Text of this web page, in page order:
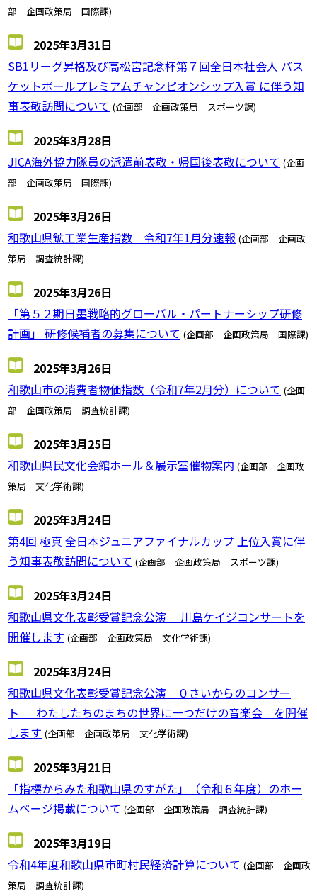
部 企画政策局 国際課)
2025年3月31日
SB1リーグ昇格及び高松宮記念杯第７回全日本社会人 バス
ケットボールプレミアムチャンピオンシップ入賞 に伴う知
事表敬訪問について (企画部 企画政策局 スポーツ課)
2025年3月28日
JICA海外協力隊員の派遣前表敬・帰国後表敬について (企画
部 企画政策局 国際課)
2025年3月26日
和歌山県鉱工業生産指数 令和7年1月分速報 (企画部 企画政
策局 調査統計課)
2025年3月26日
「第５２期日墨戦略的グローバル・パートナーシップ研修
計画」 研修候補者の募集について (企画部 企画政策局 国際課)
2025年3月26日
和歌山市の消費者物価指数（令和7年2月分）について (企画
部 企画政策局 調査統計課)
2025年3月25日
和歌山県民文化会館ホール＆展示室催物案内 (企画部 企画政
策局 文化学術課)
2025年3月24日
第4回 極真 全日本ジュニアファイナルカップ 上位入賞に伴
う知事表敬訪問について (企画部 企画政策局 スポーツ課)
2025年3月24日
和歌山県文化表彰受賞記念公演 川島ケイジコンサートを
開催します (企画部 企画政策局 文化学術課)
2025年3月24日
和歌山県文化表彰受賞記念公演 ０さいからのコンサー
ト わたしたちのまちの世界に一つだけの音楽会 を開催
します (企画部 企画政策局 文化学術課)
2025年3月21日
「指標からみた和歌山県のすがた」（令和６年度）のホー
ムページ掲載について (企画部 企画政策局 調査統計課)
2025年3月19日
令和4年度和歌山県市町村民経済計算について (企画部 企画政
策局 調査統計課)